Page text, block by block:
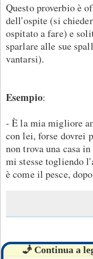
Questo proverbio è
dell'ospite (si
ospitato a fare) e
sparlare alle sue
vantarsi).
Esempio:
- È la mia migliore
con lei, forse dovrei
non trova una casa
mi stesse togliendo
è come il pesce,
🧞 Continua a